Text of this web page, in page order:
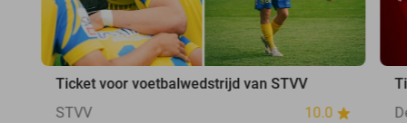
Ticket voor voetbalwedstrijd van STVV
STVV
10.0